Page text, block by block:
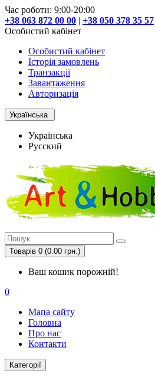
Час роботи: 9:00-20:00
+38 063 872 00 00 | +38 050 378 35 57
Особистий кабінет
Особистий кабінет
Історія замовлень
Транзакції
Завантаження
Авторизація
Українська
Українська
Русский
Товарів 0 (0.00 грн.)
Ваш кошик порожній!
0
Мапа сайту
Головна
Про нас
Контакти
Категорії